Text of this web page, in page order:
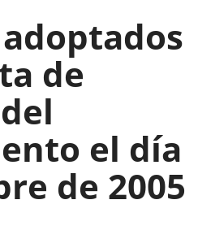
externa.
de
el día
de 2005